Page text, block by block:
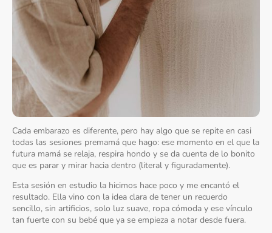
Cada embarazo es diferente, pero hay algo que se repite en casi
todas las sesiones premamá que hago: ese momento en el que la
futura mamá se relaja, respira hondo y se da cuenta de lo bonito
que es parar y mirar hacia dentro (literal y figuradamente).
Esta sesión en estudio la hicimos hace poco y me encantó el
resultado. Ella vino con la idea clara de tener un recuerdo
sencillo, sin artificios, solo luz suave, ropa cómoda y ese vínculo
tan fuerte con su bebé que ya se empieza a notar desde fuera.